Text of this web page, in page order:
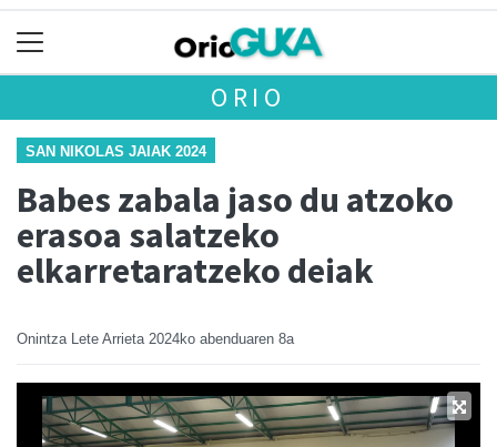
ORIO
SAN NIKOLAS JAIAK 2024
Babes zabala jaso du atzoko
erasoa salatzeko
elkarretaratzeko deiak
Onintza Lete Arrieta 2024ko abenduaren 8a